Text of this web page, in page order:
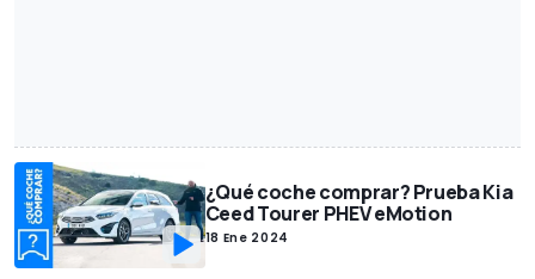
¿Qué coche comprar? Prueba Kia
Ceed Tourer PHEV eMotion
18 Ene 2024